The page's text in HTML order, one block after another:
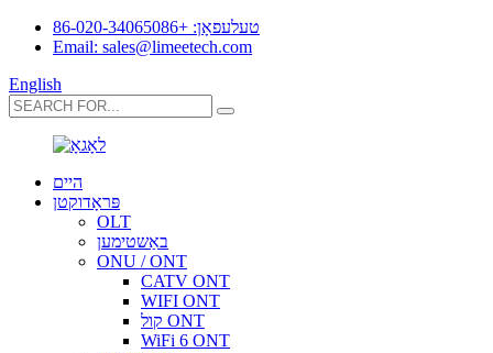
טעלעפאָן: +86-020-34065086
Email: sales@limeetech.com
English
היים
פּראָדוקטן
OLT
באַשטימען
ONU / ONT
CATV ONT
WIFI ONT
קול ONT
WiFi 6 ONT